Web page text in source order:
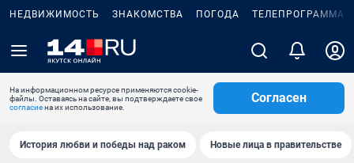
НЕДВИЖИМОСТЬ ЗНАКОМСТВА ПОГОДА ТЕЛЕПРОГРАММА
На информационном ресурсе применяются cookie-
файлы. Оставаясь на сайте, вы подтверждаете свое
согласиена их использование.
Согласен
История любви и победы над раком Новые лица в правительстве